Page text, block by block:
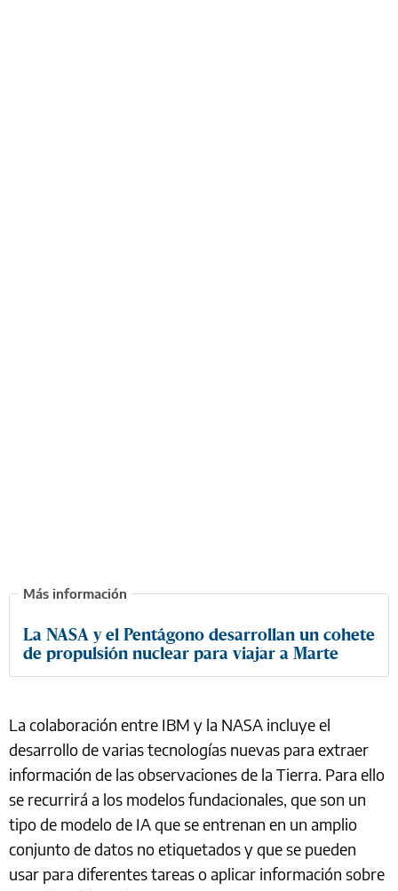
La NASA y el Pentágono desarrollan un cohete
de propulsión nuclear para viajar a Marte
La colaboración entre IBM y la NASA incluye el
desarrollo de varias tecnologías nuevas para extraer
información de las observaciones de la Tierra. Para ello
se recurrirá a los modelos fundacionales, que son un
tipo de modelo de IA que se entrenan en un amplio
conjunto de datos no etiquetados y que se pueden
usar para diferentes tareas o aplicar información sobre